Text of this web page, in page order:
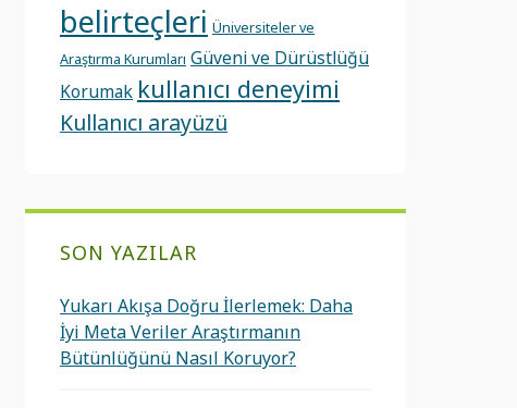
belirteçleri Üniversiteler ve
Araştırma Kurumları Güveni ve Dürüstlüğü
Korumak kullanıcı deneyimi
Kullanıcı arayüzü
SON YAZILAR
Yukarı Akışa Doğru İlerlemek: Daha
İyi Meta Veriler Araştırmanın
Bütünlüğünü Nasıl Koruyor?